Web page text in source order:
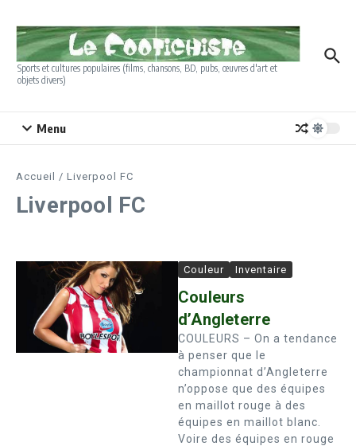
Sports et cultures populaires (films, chansons, BD, pubs, œuvres d'art et
objets divers)
Menu
Accueil / Liverpool FC
Liverpool FC
Couleur Inventaire
Couleurs
d’Angleterre
COULEURS – On a tendance
à penser que le
championnat d’Angleterre
n’oppose que des équipes
en maillot rouge à des
équipes en maillot blanc.
Voire des équipes en rouge